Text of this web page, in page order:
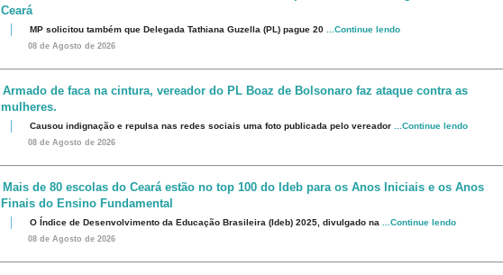
Ceará
MP solicitou também que Delegada Tathiana Guzella (PL) pague 20 ...Continue lendo
08 de Agosto de 2026
Armado de faca na cintura, vereador do PL Boaz de Bolsonaro faz ataque contra as
mulheres.
Causou indignação e repulsa nas redes sociais uma foto publicada pelo vereador ...Continue lendo
08 de Agosto de 2026
Mais de 80 escolas do Ceará estão no top 100 do Ideb para os Anos Iniciais e os Anos
Finais do Ensino Fundamental
O Índice de Desenvolvimento da Educação Brasileira (Ideb) 2025, divulgado na ...Continue lendo
08 de Agosto de 2026